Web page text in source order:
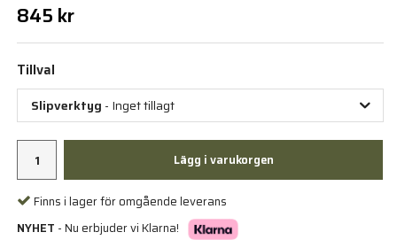
845 kr
Tillval
Slipverktyg - Inget tillagt
Lägg i varukorgen
Finns i lager för omgående leverans
NYHET - Nu erbjuder vi Klarna!